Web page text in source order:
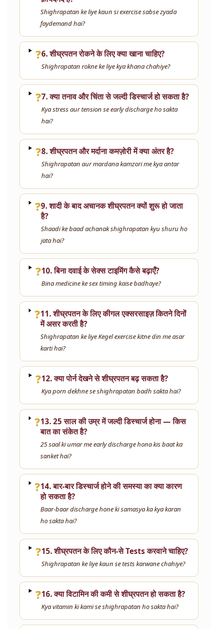
Shighrapatan ke liye kaun si exercise sabse zyada
faydemand hai?
❓6. शीघ्रपतन रोकने के लिए क्या खाना चाहिए?
Shighrapatan rokne ke liye kya khana chahiye?
❓7. क्या तनाव और चिंता से जल्दी डिस्चार्ज हो सकता है?
Kya stress aur tension se early discharge ho sakta
hai?
❓8. शीघ्रपतन और मर्दाना कमज़ोरी में क्या अंतर है?
Shighrapatan aur mardana kamzori me kya antar
hai?
❓9. शादी के बाद अचानक शीघ्रपतन क्यों शुरू हो जाता
है?
Shaadi ke baad achanak shighrapatan kyu shuru ho
jata hai?
❓10. बिना दवाई के सेक्स टाइमिंग कैसे बढ़ाएँ?
Bina medicine ke sex timing kaise badhaye?
❓11. शीघ्रपतन के लिए कीगल एक्सरसाइज़ कितने दिनों
में असर करती है?
Shighrapatan ke liye Kegel exercise kitne din me asar
karti hai?
❓12. क्या पोर्न देखने से शीघ्रपतन बढ़ सकता है?
Kya porn dekhne se shighrapatan badh sakta hai?
❓13. 25 साल की उम्र में जल्दी डिस्चार्ज होना — किस
बात का संकेत है?
25 saal ki umar me early discharge hona kis baat ka
sanket hai?
❓14. बार-बार डिस्चार्ज होने की समस्या का क्या कारण
हो सकता है?
Baar-baar discharge hone ki samasya ka kya karan
ho sakta hai?
❓15. शीघ्रपतन के लिए कौन-से Tests करवाने चाहिए?
Shighrapatan ke liye kaun se tests karwane chahiye?
❓16. क्या विटामिन की कमी से शीघ्रपतन हो सकता है?
Kya vitamin ki kami se shighrapatan ho sakta hai?